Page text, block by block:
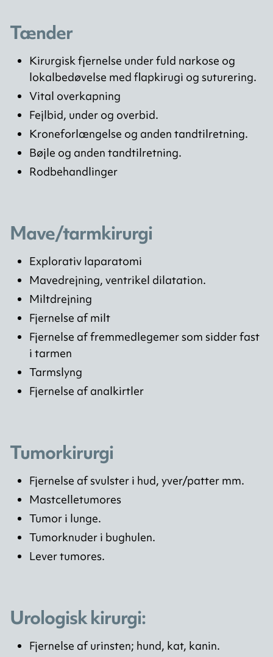
Tænder
Kirurgisk fjernelse under fuld narkose og
lokalbedøvelse med flapkirugi og suturering.
Vital overkapning
Fejlbid, under og overbid.
Kroneforlængelse og anden tandtilretning.
Bøjle og anden tandtilretning.
Rodbehandlinger
Mave/tarmkirurgi
Explorativ laparatomi
Mavedrejning, ventrikel dilatation.
Miltdrejning
Fjernelse af milt
Fjernelse af fremmedlegemer som sidder fast
i tarmen
Tarmslyng
Fjernelse af analkirtler
Tumorkirurgi
Fjernelse af svulster i hud, yver/patter mm.
Mastcelletumores
Tumor i lunge.
Tumorknuder i bughulen.
Lever tumores.
Urologisk kirurgi:
Fjernelse af urinsten; hund, kat, kanin.